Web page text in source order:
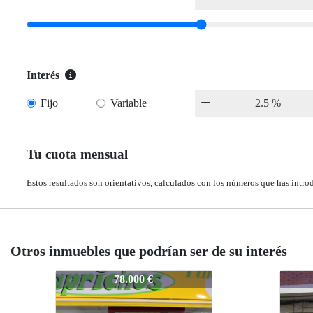
Interés
Fijo Variable
Tu cuota mensual
Estos resultados son orientativos, calculados con los números que has
Otros inmuebles que podrían ser de su interés
874-c2567135.000 € 874-
874-c2567135.000 €